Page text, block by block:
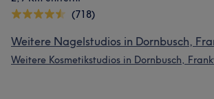
(718)
Weitere Nagelstudios in Dornbusch,
Weitere Kosmetikstudios in Dornbusch,